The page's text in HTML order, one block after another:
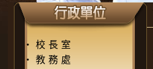
‧ 校長室
‧ 教務處